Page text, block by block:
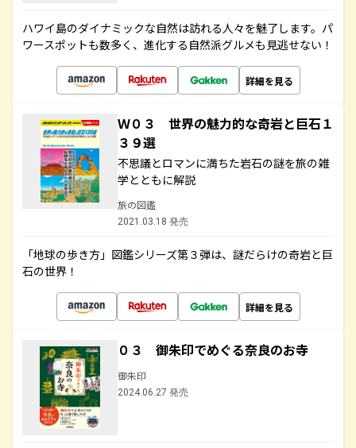
ハワイ島のダイナミックな自然は訪れる人々を魅了します。パ
ワースポットも数多く、進化する自然派グルメも見逃せない！
詳細を見る
Ｗ０３ 世界の魅力的な奇岩と巨石１
３９選
不思議とロマンに満ちた岩石の謎を旅の雑
学とともに解説
旅の図鑑
2021.03.18 発売
「地球の歩き方」図鑑シリーズ第３弾は、謎だらけの奇岩と巨
石の世界！
詳細を見る
０３ 御朱印でめぐる奈良のお寺
御朱印
2024.06.27 発売